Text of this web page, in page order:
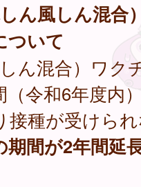
ん風しん混合
ついて
ん混合）ワク
（令和6年度内
接種が受けら
期間が2年間延